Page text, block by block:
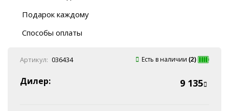
Автобусы (по ЮФО)
“BlaBlaCar” (по ЮФО)
Подарок каждому
Способы оплаты
Наличные
Эквайринг
Оплата на P/C
Артикул: 036434 Есть в наличии (2)
Дилер: 9 135